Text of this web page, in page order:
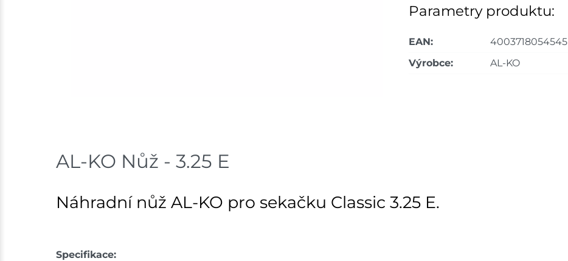
Parametry produktu:
EAN:
4003718054545
Výrobce:
AL-KO
AL-KO Nůž - 3.25 E
Náhradní nůž AL-KO pro sekačku Classic 3.25 E.
Specifikace: